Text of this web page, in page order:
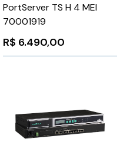
PortServer TS H 4 MEI
70001919
R$ 6.490,00